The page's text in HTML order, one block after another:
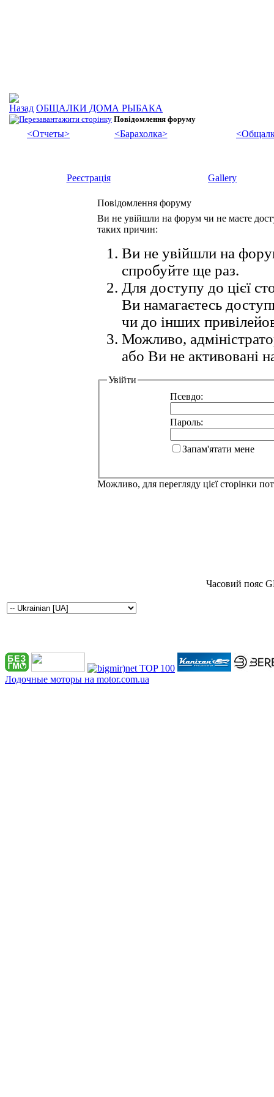
ОБЩАЛКИ ДОМА РЫБАКА
Повідомлення форуму
<Отчеты> <Барахолка>
Реєстрація Gallery
Повідомлення форуму
Ви не увійшли на форум чи не маєте
таких причин:
Ви не увійшли на
спробуйте ще раз.
Для доступу до цієї
Ви намагаєтесь
чи до інших
Можливо,
або Ви не активовані
Увійти
Псевдо:
Пароль:
Запам'ятати мене
Можливо, для перегляду цієї сторінки
Часовий пояс
Лодочные моторы на motor.com.ua